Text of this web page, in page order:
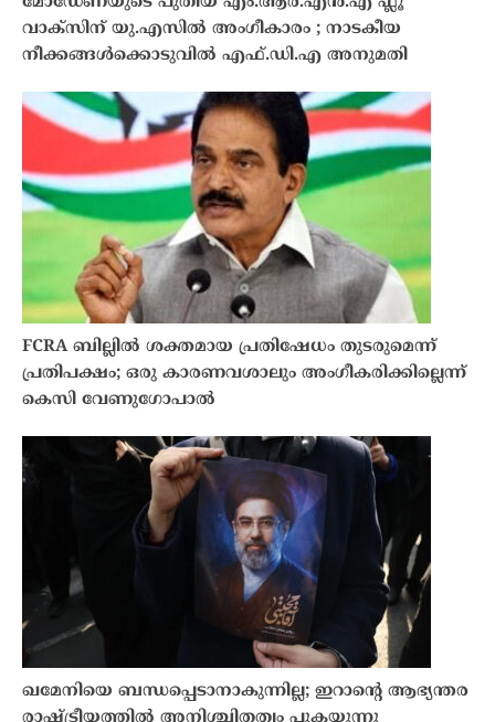
വാക്സിന് യു.എസിൽ അംഗീകാരം ; നാടകീയ
നീക്കങ്ങൾക്കൊടുവിൽ എഫ്.ഡി.എ അനുമതി
FCRA ബില്ലിൽ ശക്തമായ പ്രതിഷേധം തുടരുമെന്ന്
പ്രതിപക്ഷം; ഒരു കാരണവശാലും അം​ഗീകരിക്കില്ലെന്ന്
കെസി വേണു​ഗോപാൽ
ഖമേനിയെ ബന്ധപ്പെടാനാകുന്നില്ല; ഇറാൻ്റെ ആഭ്യന്തര
രാഷ്ട്രീയത്തിൽ അനിശ്ചിതത്വം പുകയുന്നു